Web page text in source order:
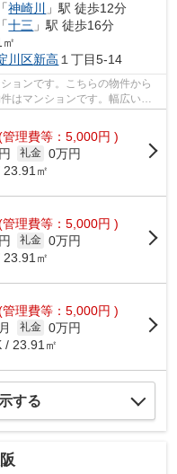
「神崎川
」駅 徒歩12分
「十三 」駅 徒歩16分
川区新高 １丁目5-14
ョンです。こちらの物件から
はマンションです。幅広い層
管理費等：5,000円 )
礼金 0万円
㎡
管理費等：5,000円 )
礼金 0万円
㎡
管理費等：5,000円 )
礼金 0万円
/ 23.91㎡
する